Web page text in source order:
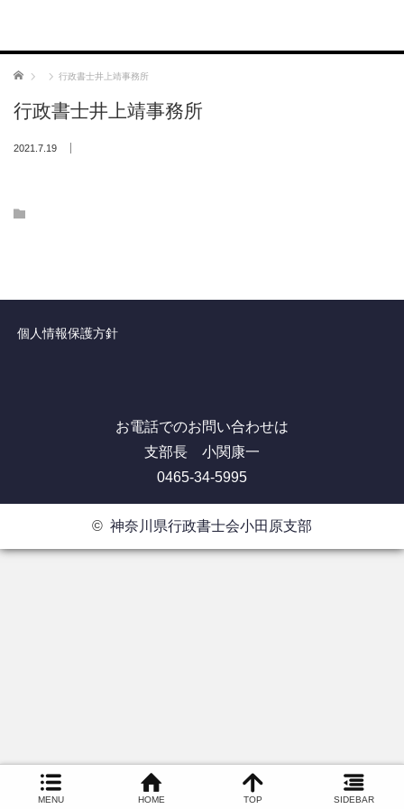
ホーム 行政書士井上靖事務所
行政書士井上靖事務所
2021.7.19
個人情報保護方針
お電話でのお問い合わせは
支部長 小関康一
0465-34-5995
MENU HOME TOP SIDEBAR
© 神奈川県行政書士会小田原支部